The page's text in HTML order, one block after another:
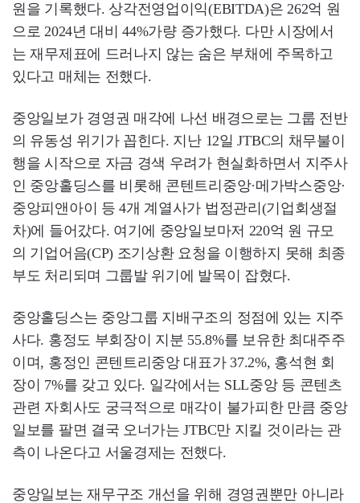
원을 기록했다. 상각전영업이익(EBITDA)은 262억 원
으로 2024년 대비 44%가량 증가했다. 다만 시장에서
는 재무제표에 드러나지 않는 숨은 부채에 주목하고
있다고 매체는 전했다.
중앙일보가 경영권 매각에 나선 배경으로는 그룹 전반
의 유동성 위기가 꼽힌다. 지난 12일 JTBC의 채무불이
행을 시작으로 자금 경색 우려가 현실화하면서 지주사
인 중앙홀딩스를 비롯해 콘텐트리중앙·메가박스중앙·
중앙피앤아이 등 4개 계열사가 법정관리(기업회생절
차)에 들어갔다. 여기에 중앙일보마저 220억 원 규모
의 기업어음(CP) 조기상환 요청을 이행하지 못해 최종
부도 처리되며 그룹발 위기에 발목이 잡혔다.
중앙홀딩스는 중앙그룹 지배구조의 정점에 있는 지주
사다. 홍정도 부회장이 지분 55.8%를 보유한 최대주주
이며, 홍정인 콘텐트리중앙 대표가 37.2%, 홍석현 회
장이 7%를 갖고 있다. 일각에서는 SLL중앙 등 콘텐츠
관련 자회사도 궁극적으로 매각이 불가피한 만큼 중앙
일보를 팔면 결국 오너가는 JTBC만 지킬 것이라는 관
측이 나온다고 서울경제는 전했다.
중앙일보는 재무구조 개선을 위해 경영권뿐만 아니라